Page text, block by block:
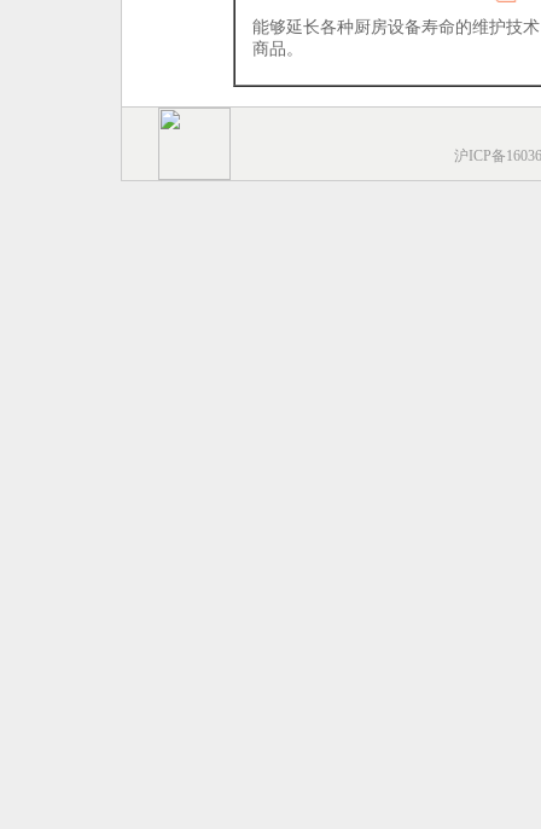
能够延长各种厨房设备寿命的维护技
商品。
沪ICP备